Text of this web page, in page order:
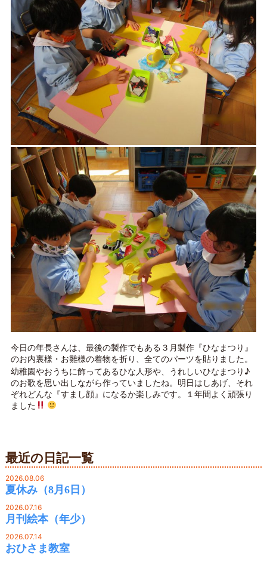
今日の年長さんは、最後の製作でもある３月製作『ひなまつり』
のお内裏様・お雛様の着物を折り、全てのパーツを貼りました。
幼稚園やおうちに飾ってあるひな人形や、うれしいひなまつり♪
のお歌を思い出しながら作っていましたね。明日はしあげ、それ
ぞれどんな『すまし顔』になるか楽しみです。１年間よく頑張り
ました
最近の日記一覧
2026.08.06
夏休み（8月6日）
2026.07.16
月刊絵本（年少）
2026.07.14
おひさま教室